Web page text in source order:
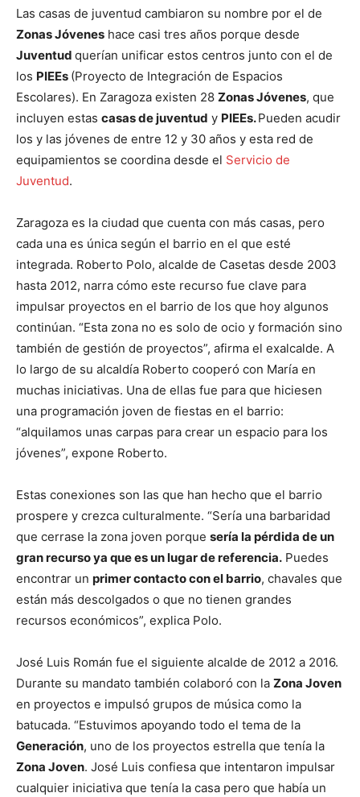
Las casas de juventud cambiaron su nombre por el de
Zonas Jóvenes hace casi tres años porque desde
Juventud querían unificar estos centros junto con el de
los PIEEs (Proyecto de Integración de Espacios
Escolares). En Zaragoza existen 28 Zonas Jóvenes, que
incluyen estas casas de juventud y PIEEs.Pueden acudir
los y las jóvenes de entre 12 y 30 años y esta red de
equipamientos se coordina desde el Servicio de
Juventud.
Zaragoza es la ciudad que cuenta con más casas, pero
cada una es única según el barrio en el que esté
integrada. Roberto Polo, alcalde de Casetas desde 2003
hasta 2012, narra cómo este recurso fue clave para
impulsar proyectos en el barrio de los que hoy algunos
continúan. “Esta zona no es solo de ocio y formación sino
también de gestión de proyectos”, afirma el exalcalde. A
lo largo de su alcaldía Roberto cooperó con María en
muchas iniciativas. Una de ellas fue para que hiciesen
una programación joven de fiestas en el barrio:
“alquilamos unas carpas para crear un espacio para los
jóvenes”, expone Roberto.
Estas conexiones son las que han hecho que el barrio
prospere y crezca culturalmente. “Sería una barbaridad
que cerrase la zona joven porque sería la pérdida de un
gran recurso ya que es un lugar de referencia. Puedes
encontrar un primer contacto con el barrio, chavales que
están más descolgados o que no tienen grandes
recursos económicos”, explica Polo.
José Luis Román fue el siguiente alcalde de 2012 a 2016.
Durante su mandato también colaboró con la Zona Joven
en proyectos e impulsó grupos de música como la
batucada. “Estuvimos apoyando todo el tema de la
Generación, uno de los proyectos estrella que tenía la
Zona Joven. José Luis confiesa que intentaron impulsar
cualquier iniciativa que tenía la casa pero que había un